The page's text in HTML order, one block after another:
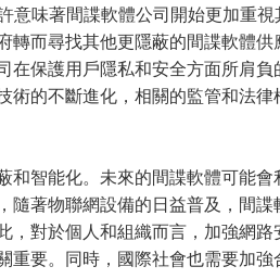
味著間諜軟體公司開始更加重
轉而尋找其他更隱蔽的間諜軟體
在保護用戶隱私和安全方面所肩
的不斷進化，相關的監管和法律
和智能化。未來的間諜軟體可能
隨著物聯網設備的日益普及，間
，對於個人和組織而言，加強網
重要。同時，國際社會也需要加